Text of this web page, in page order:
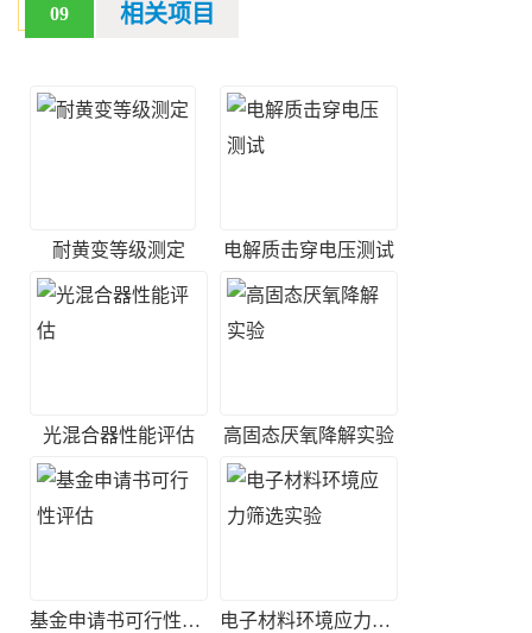
09 相关项目
耐黄变等级测定 电解质击穿电压测试
光混合器性能评估 高固态厌氧降解实验
基金申请书可行性评估 电子材料环境应力筛选实验